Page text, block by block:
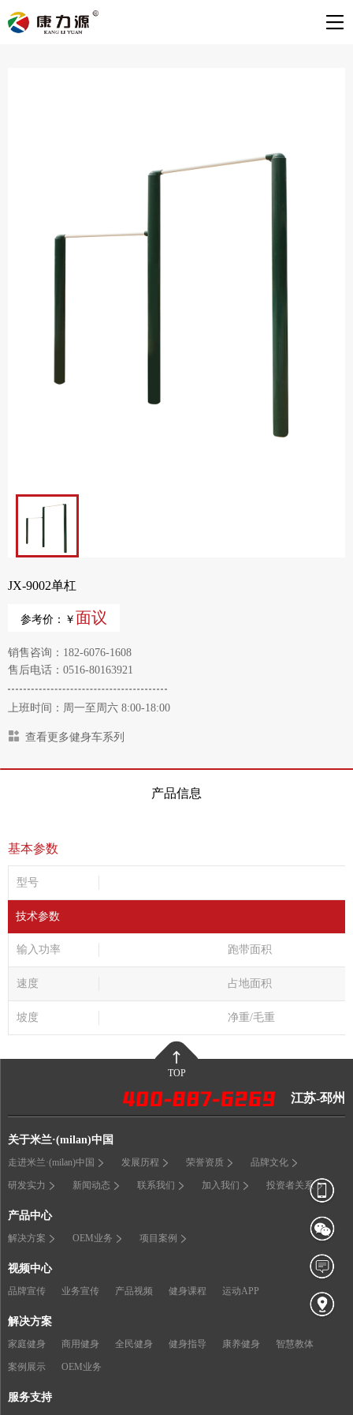
JX-9002单杠
参考价：￥ 面议
销售咨询：182-6076-1608
售后电话：0516-80163921
上班时间：周一至周六 8:00-18:00
查看更多健身车系列
产品信息
基本参数
型号
技术参数
输入功率 跑带面积
速度 占地面积
坡度 净重/毛重
TOP
江苏-邳州
关于米兰·(milan)中国
走进米兰·(milan)中国 发展历程 荣誉资质 品牌文化
研发实力 新闻动态 联系我们 加入我们 投资者关系
产品中心
解决方案 OEM业务 项目案例
视频中心
品牌宣传 业务宣传 产品视频 健身课程 运动APP
解决方案
家庭健身 商用健身 全民健身 健身指导 康养健身 智慧教体
案例展示 OEM业务
服务支持